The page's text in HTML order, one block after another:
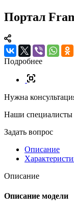
Портал
Подробнее
Нужна
Наши специалисты
Задать вопрос
Описание
Описание
Описание модели